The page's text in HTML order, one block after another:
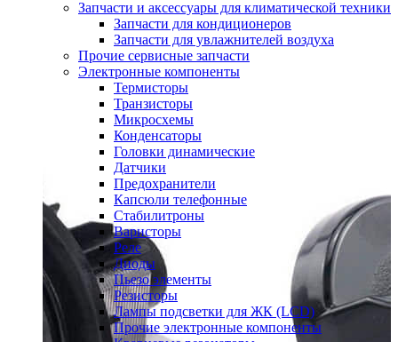
Запчасти и аксессуары для климатической техники
Запчасти для кондиционеров
Запчасти для увлажнителей воздуха
Прочие сервисные запчасти
Электронные компоненты
Термисторы
Транзисторы
Микросхемы
Конденсаторы
Головки динамические
Датчики
Предохранители
Капсюли телефонные
Стабилитроны
Варисторы
Реле
Диоды
Пьезо элементы
Резисторы
Лампы подсветки для ЖК (LCD)
Прочие электронные компоненты